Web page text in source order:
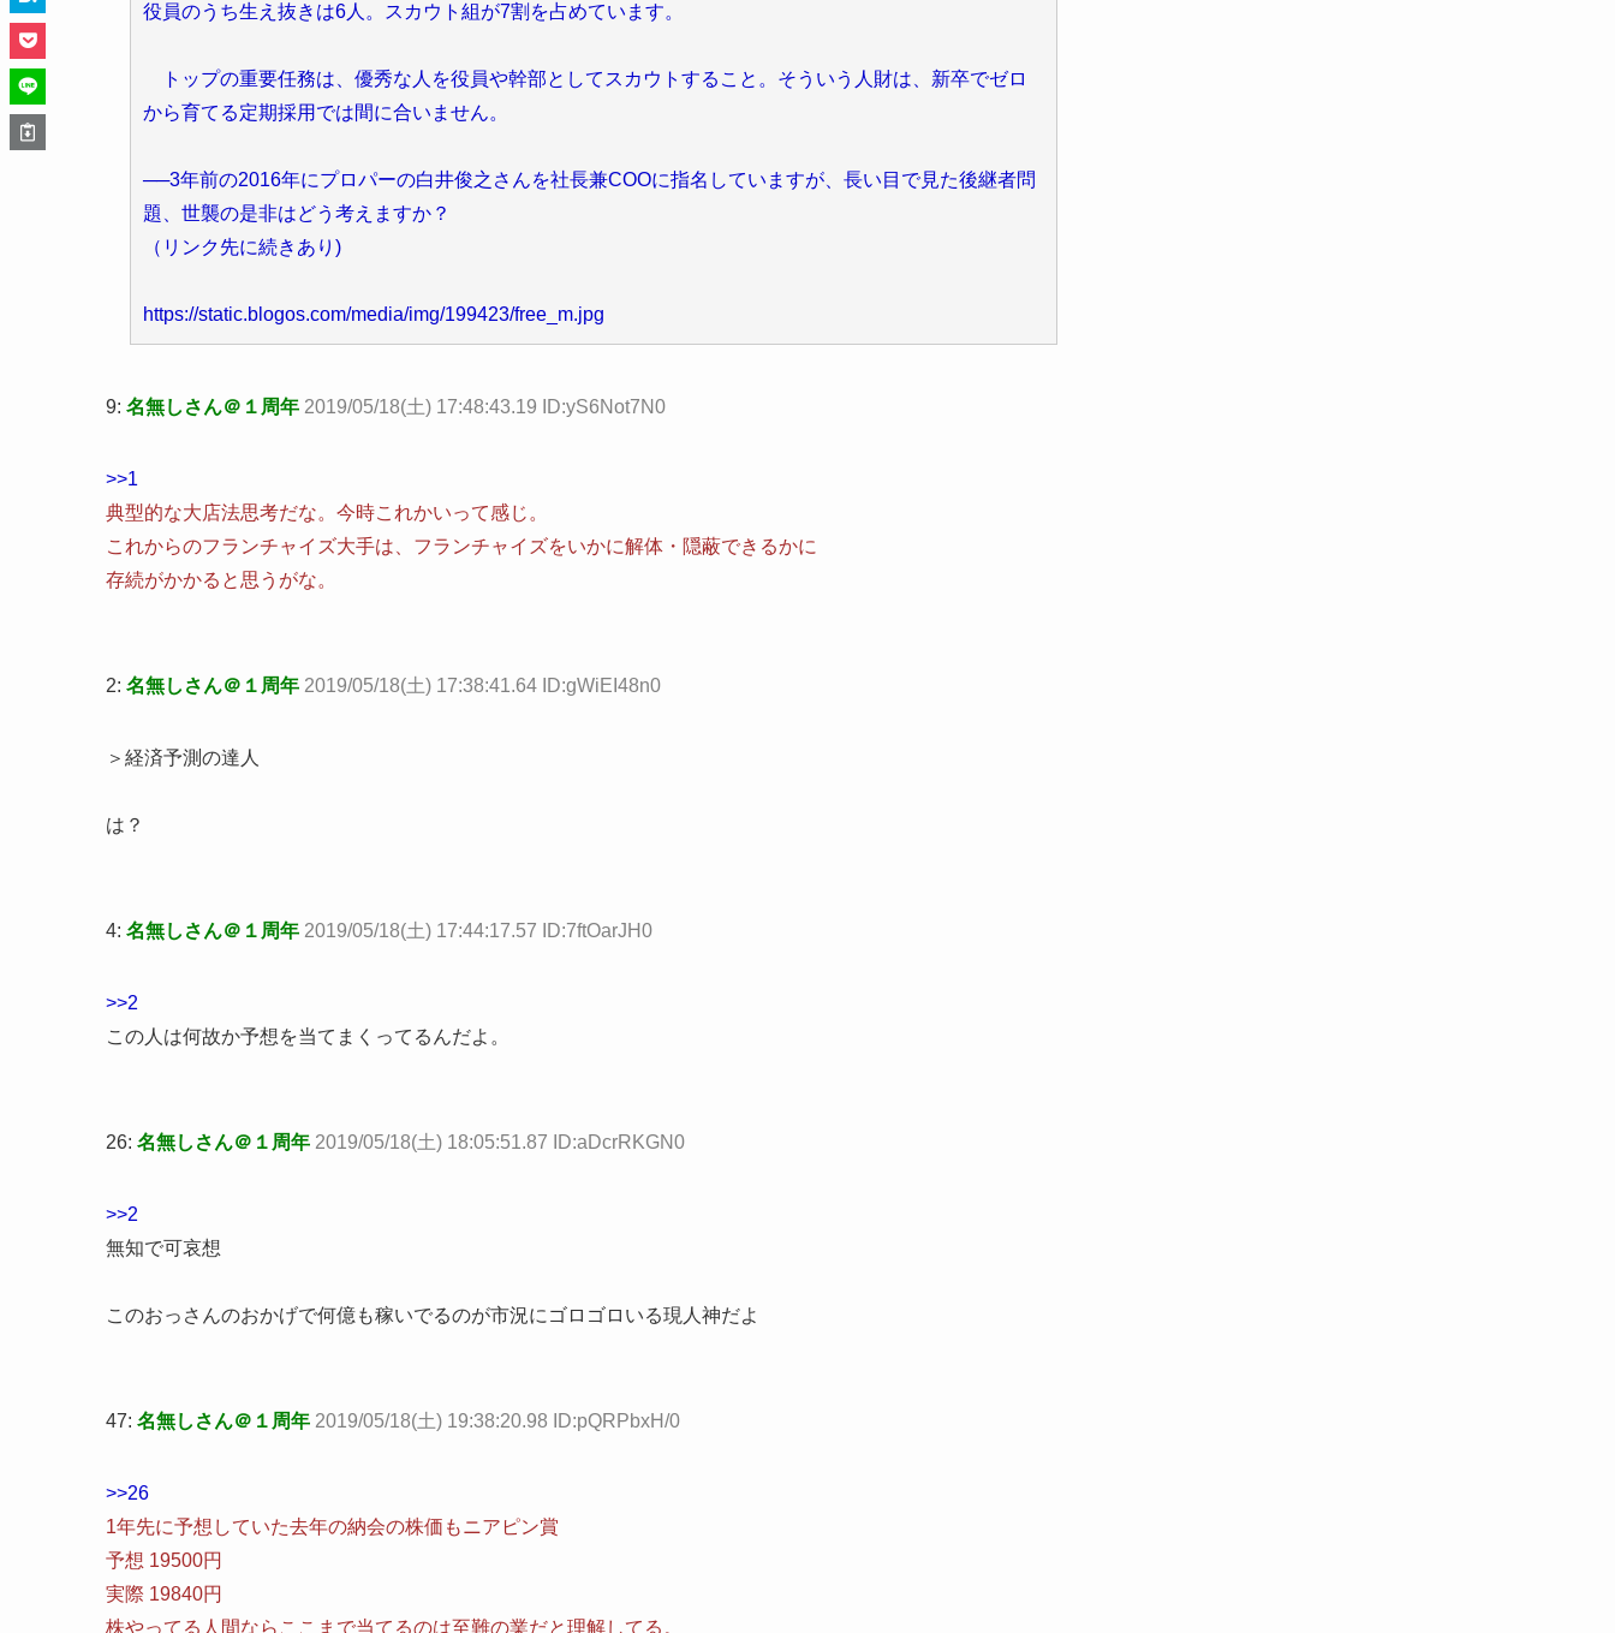
役員のうち生え抜きは6人。スカウト組が7割を占めています。
トップの重要任務は、優秀な人を役員や幹部としてスカウトすること。そういう人財は、新卒でゼロ
から育てる定期採用では間に合いません。
──3年前の2016年にプロパーの白井俊之さんを社長兼COOに指名していますが、長い目で見た後継者問
題、世襲の是非はどう考えますか？
（リンク先に続きあり)
https://static.blogos.com/media/img/199423/free_m.jpg
9: 名無しさん＠１周年 2019/05/18(土) 17:48:43.19 ID:yS6Not7N0
>>1
典型的な大店法思考だな。今時これかいって感じ。
これからのフランチャイズ大手は、フランチャイズをいかに解体・隠蔽できるかに
存続がかかると思うがな。
2: 名無しさん＠１周年 2019/05/18(土) 17:38:41.64 ID:gWiEI48n0
＞経済予測の達人
は？
4: 名無しさん＠１周年 2019/05/18(土) 17:44:17.57 ID:7ftOarJH0
>>2
この人は何故か予想を当てまくってるんだよ。
26: 名無しさん＠１周年 2019/05/18(土) 18:05:51.87 ID:aDcrRKGN0
>>2
無知で可哀想
このおっさんのおかげで何億も稼いでるのが市況にゴロゴロいる現人神だよ
47: 名無しさん＠１周年 2019/05/18(土) 19:38:20.98 ID:pQRPbxH/0
>>26
1年先に予想していた去年の納会の株価もニアピン賞
予想 19500円
実際 19840円
株やってる人間ならここまで当てるのは至難の業だと理解してる。